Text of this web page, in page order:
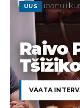
UUS
Raivo
VAATA